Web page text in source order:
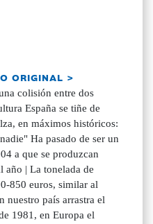
ORIGINAL >
colisión entre dos
España se tiñe de
en máximos históricos:
Ha pasado de ser un
a que se produzcan
año | La tonelada de
850 euros, similar al
nuestro país arrastra el
1981, en Europa el